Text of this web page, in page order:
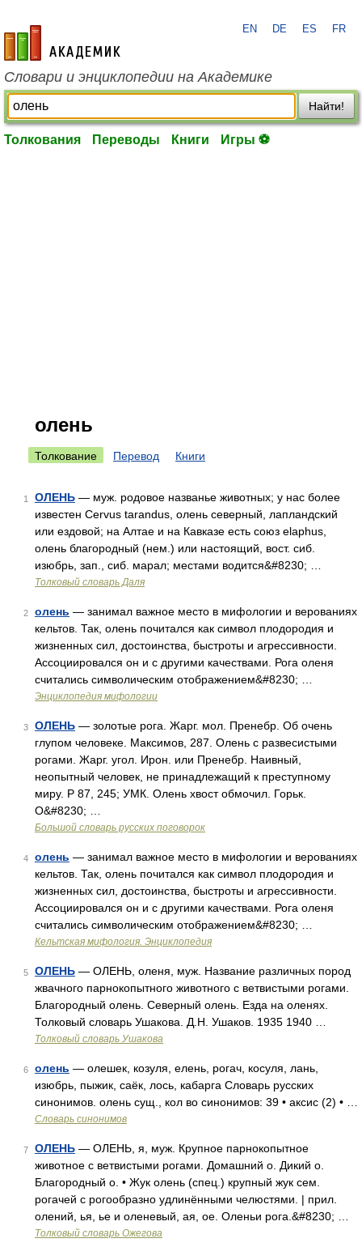
academic.ru
EN DE ES FR
Словари и энциклопедии на Академике
Найти!
Толкования Переводы Книги Игры ⚽
олень
Толкование Перевод Книги
1 ОЛЕНЬ — муж. родовое названье животных; у нас более
известен Cervus tarandus, олень северный, лапландский
или ездовой; на Алтае и на Кавказе есть союз elaphus,
олень благородный (нем.) или настоящий, вост. сиб.
изюбрь, зап., сиб. марал; местами водится&#8230; …
Толковый словарь Даля
2 олень — занимал важное место в мифологии и верованиях
кельтов. Так, олень почитался как символ плодородия и
жизненных сил, достоинства, быстроты и агрессивности.
Ассоциировался он и с другими качествами. Рога оленя
считались символическим отображением&#8230; …
Энциклопедия мифологии
3 ОЛЕНЬ — золотые рога. Жарг. мол. Пренебр. Об очень
глупом человеке. Максимов, 287. Олень с развесистыми
рогами. Жарг. угол. Ирон. или Пренебр. Наивный,
неопытный человек, не принадлежащий к преступному
миру. Р 87, 245; УМК. Олень хвост обмочил. Горьк.
О&#8230; …
Большой словарь русских поговорок
4 олень — занимал важное место в мифологии и верованиях
кельтов. Так, олень почитался как символ плодородия и
жизненных сил, достоинства, быстроты и агрессивности.
Ассоциировался он и с другими качествами. Рога оленя
считались символическим отображением&#8230; …
Кельтская мифология. Энциклопедия
5 ОЛЕНЬ — ОЛЕНЬ, оленя, муж. Название различных пород
жвачного парнокопытного животного с ветвистыми рогами.
Благородный олень. Северный олень. Езда на оленях.
Толковый словарь Ушакова. Д.Н. Ушаков. 1935 1940 …
Толковый словарь Ушакова
6 олень — олешек, козуля, елень, рогач, косуля, лань,
изюбрь, пыжик, саёк, лось, кабарга Словарь русских
синонимов. олень сущ., кол во синонимов: 39 • аксис (2) • …
Словарь синонимов
7 ОЛЕНЬ — ОЛЕНЬ, я, муж. Крупное парнокопытное
животное с ветвистыми рогами. Домашний о. Дикий о.
Благородный о. • Жук олень (спец.) крупный жук сем.
рогачей с рогообразно удлинёнными челюстями. | прил.
олений, ья, ье и оленевый, ая, ое. Оленьи рога.&#8230; …
Толковый словарь Ожегова